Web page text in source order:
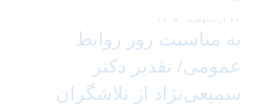
۲۷ اردیبهشت, ۱۴۰۵
به مناسبت روز روابط
عمومی/ تقدیر دکتر
سمیعی‌نژاد از تلاشگران